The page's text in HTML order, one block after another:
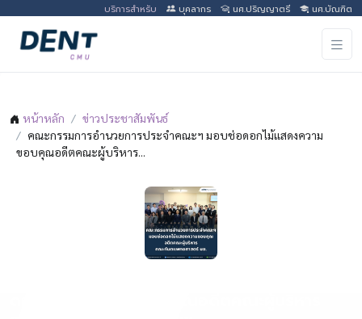
บริการสำหรับ บุคลากร นศ.ปริญญาตรี นศ.บัณฑิต
หน้าหลัก
ข่าวประชาสัมพันธ์
คณะกรรมการอำนวยการประจำคณะฯ มอบช่อดอกไม้แสดงความ
ขอบคุณอดีตคณะผู้บริหาร...